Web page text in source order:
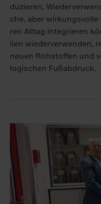
du­zie­ren,
che, aber
ren All­tag in­te­grie­ren
li­en wie­der­ver­wen­den,
neu­en Roh­stof­fen und
lo­gi­schen Fuß­ab­druck.